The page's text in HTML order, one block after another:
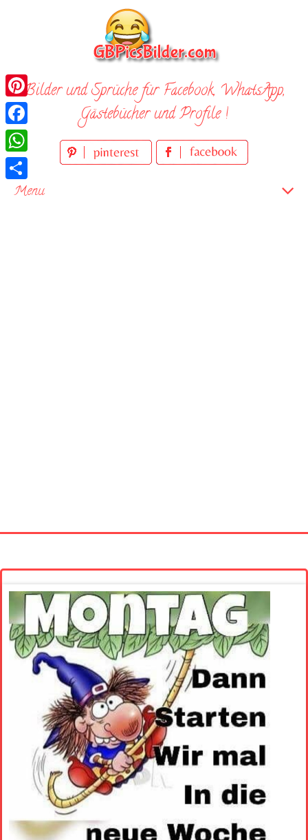
Bilder und Sprüche für Facebook, WhatsApp,
Gästebücher und Profile !
Menu
Pinterest
Facebook
WhatsApp
Teilen